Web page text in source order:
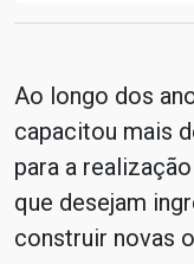
Ao longo dos
capacitou mais
para a
que desejam
construir novas